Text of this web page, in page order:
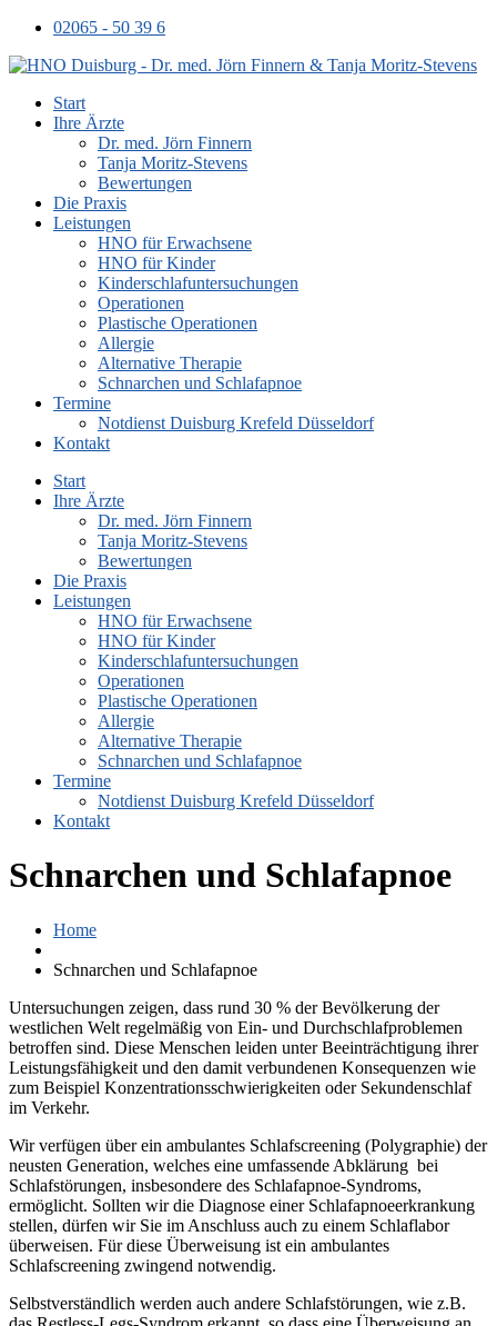
02065 - 50 39 6
Start
Ihre Ärzte
Dr. med. Jörn Finnern
Tanja Moritz-Stevens
Bewertungen
Die Praxis
Leistungen
HNO für Erwachsene
HNO für Kinder
Kinderschlafuntersuchungen
Operationen
Plastische Operationen
Allergie
Alternative Therapie
Schnarchen und Schlafapnoe
Termine
Notdienst Duisburg Krefeld Düsseldorf
Kontakt
Start
Ihre Ärzte
Dr. med. Jörn Finnern
Tanja Moritz-Stevens
Bewertungen
Die Praxis
Leistungen
HNO für Erwachsene
HNO für Kinder
Kinderschlafuntersuchungen
Operationen
Plastische Operationen
Allergie
Alternative Therapie
Schnarchen und Schlafapnoe
Termine
Notdienst Duisburg Krefeld Düsseldorf
Kontakt
Schnarchen und Schlafapnoe
Home
Schnarchen und Schlafapnoe
Untersuchungen zeigen, dass rund 30 % der Bevölkerung der
westlichen Welt regelmäßig von Ein- und Durchschlafproblemen
betroffen sind. Diese Menschen leiden unter Beeinträchtigung ihrer
Leistungsfähigkeit und den damit verbundenen Konsequenzen wie
zum Beispiel Konzentrationsschwierigkeiten oder Sekundenschlaf
im Verkehr.
Wir verfügen über ein ambulantes Schlafscreening (Polygraphie) der
neusten Generation, welches eine umfassende Abklärung bei
Schlafstörungen, insbesondere des Schlafapnoe-Syndroms,
ermöglicht. Sollten wir die Diagnose einer Schlafapnoeerkrankung
stellen, dürfen wir Sie im Anschluss auch zu einem Schlaflabor
überweisen. Für diese Überweisung ist ein ambulantes
Schlafscreening zwingend notwendig.
Selbstverständlich werden auch andere Schlafstörungen, wie z.B.